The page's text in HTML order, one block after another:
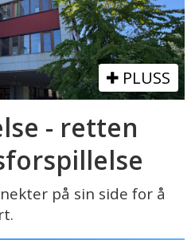
PLUSS
- retten
på sin side for å